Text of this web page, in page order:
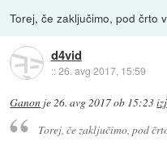
Torej, če zaključimo, pod črto
d4vid
::26. avg 2017, 15:59
Ganon je26. avg 2017 ob 15:23
Torej, če zaključimo, pod